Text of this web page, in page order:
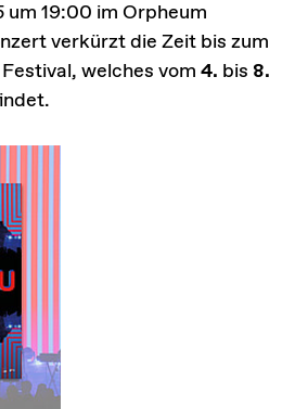
um 19:00 im Orpheum
verkürzt die Zeit bis zum
welches vom 4. bis 8.